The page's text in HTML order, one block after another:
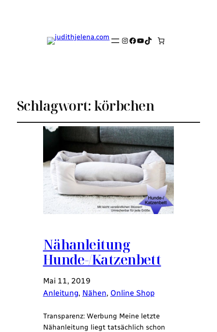
Instagram
Facebook
YouTube
TikTok
Schlagwort: körbchen
Nähanleitung
Hunde-/Katzenbett
Mai 11, 2019
Anleitung, Nähen, Online Shop
Transparenz: Werbung Meine letzte
Nähanleitung liegt tatsächlich schon